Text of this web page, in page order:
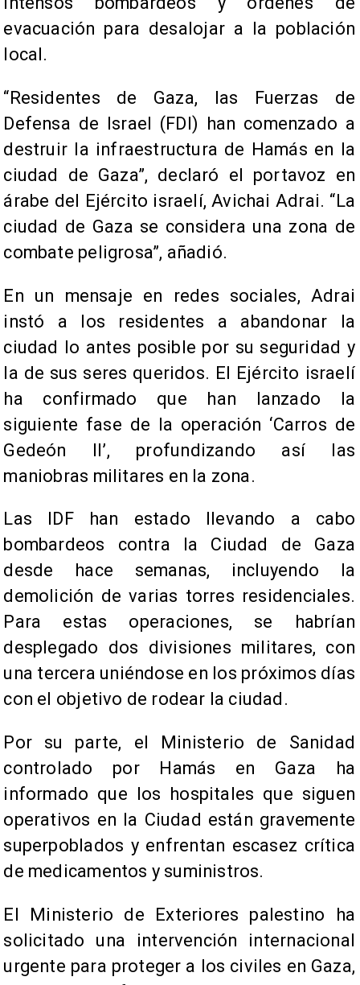
evacuación para desalojar a la población
local.
“Residentes de Gaza, las Fuerzas de
Defensa de Israel (FDI) han comenzado a
destruir la infraestructura de Hamás en la
ciudad de Gaza”, declaró el portavoz en
árabe del Ejército israelí, Avichai Adrai. “La
ciudad de Gaza se considera una zona de
combate peligrosa”, añadió.
En un mensaje en redes sociales, Adrai
instó a los residentes a abandonar la
ciudad lo antes posible por su seguridad y
la de sus seres queridos. El Ejército israelí
ha confirmado que han lanzado la
siguiente fase de la operación ‘Carros de
Gedeón II’, profundizando así las
maniobras militares en la zona.
Las IDF han estado llevando a cabo
bombardeos contra la Ciudad de Gaza
desde hace semanas, incluyendo la
demolición de varias torres residenciales.
Para estas operaciones, se habrían
desplegado dos divisiones militares, con
una tercera uniéndose en los próximos días
con el objetivo de rodear la ciudad.
Por su parte, el Ministerio de Sanidad
controlado por Hamás en Gaza ha
informado que los hospitales que siguen
operativos en la Ciudad están gravemente
superpoblados y enfrentan escasez crítica
de medicamentos y suministros.
El Ministerio de Exteriores palestino ha
solicitado una intervención internacional
urgente para proteger a los civiles en Gaza,